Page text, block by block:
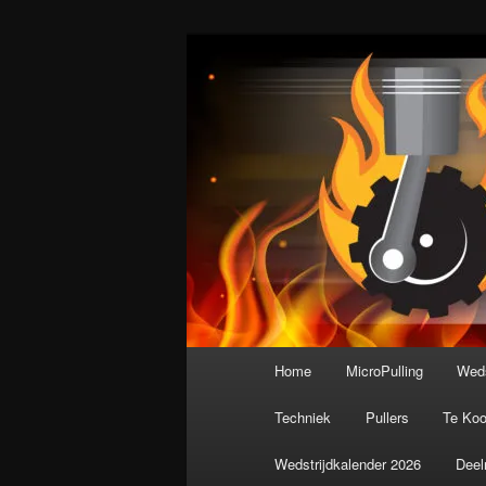
De meest krachtige
Home MicroPulling
Techniek Pullers Te
Wedstrijdkalender 2026